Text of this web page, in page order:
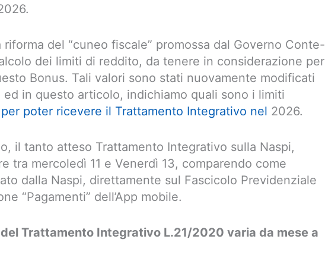
riforma del “cuneo fiscale” promossa dal Governo Conte-
dei limiti di reddito, da tenere in considerazione per
Bonus. Tali valori sono stati nuovamente modificati
ed in questo articolo, indichiamo quali sono i limiti
per poter ricevere il Trattamento Integrativo nel 2026.
il tanto atteso Trattamento Integrativo sulla Naspi,
tra mercoledì 11 e Venerdì 13, comparendo come
dalla Naspi, direttamente sul Fascicolo Previdenziale
“Pagamenti” dell’App mobile.
del Trattamento Integrativo L.21/2020 varia da mese a